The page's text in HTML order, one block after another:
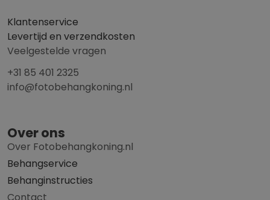
Klantenservice
Levertijd en verzendkosten
Veelgestelde vragen
+31 85 401 2325
info@fotobehangkoning.nl
Over ons
Over Fotobehangkoning.nl
Behangservice
Behanginstructies